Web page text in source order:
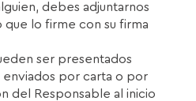
debes adjuntarnos
que lo firme con su firma
ser presentados
por carta o por
del Responsable al inicio